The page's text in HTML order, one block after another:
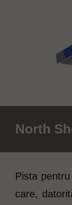
North
Pista
care,